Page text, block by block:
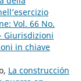
Vol. 66 No.
- Giurisdizioni
in chiave
La construcción